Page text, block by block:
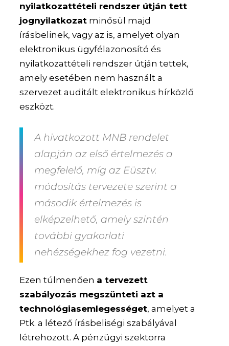
nyilatkozattételi rendszer útján tett
jognyilatkozat minősül majd
írásbelinek, vagy az is, amelyet olyan
elektronikus ügyfélazonosító és
nyilatkozattételi rendszer útján tettek,
amely esetében nem használt a
szervezet auditált elektronikus hírközlő
eszközt.
A hivatkozott MNB rendelet
alapján az első értelmezés a
megfelelő, míg az Eüsztv.
módosítás tervezete szerint a
második értelmezés is
elképzelhető, amely szintén
további gyakorlati
nehézségekhez fog vezetni.
Ezen túlmenően a tervezett
szabályozás megszünteti azt a
technológiasemlegességet, amelyet a
Ptk. a létező írásbeliségi szabályával
létrehozott. A pénzügyi szektorra